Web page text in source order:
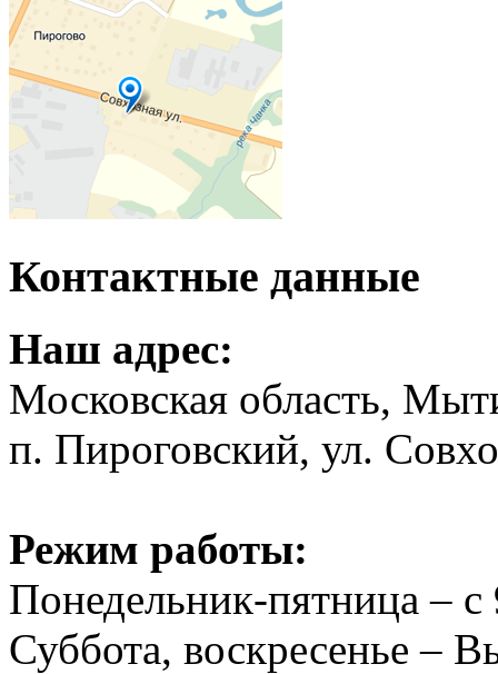
Контактные данные
Наш адрес:
Московская область,
п. Пироговский, ул.
Режим работы:
Понедельник-пятница –
Суббота, воскресенье –